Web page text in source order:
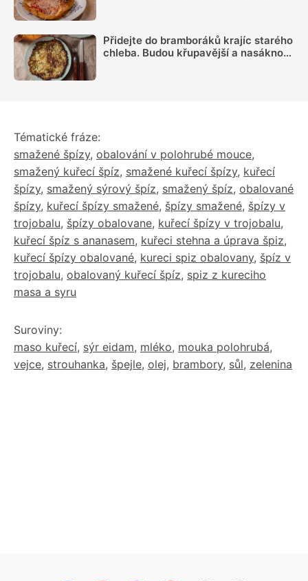
Přidejte do bramboráků krajíc starého
chleba. Budou křupavější a nasáknou
Tématické fráze:
smažené špízy, obalování v polohrubé mouce,
smažený kuřecí špíz, smažené kuřecí špízy, kuřecí
špízy, smažený sýrový špíz, smažený špíz, obalované
špízy, kuřecí špízy smažené, špízy smažené, špízy v
trojobalu, špízy obalovane, kuřecí špízy v trojobalu,
kuřecí špíz s ananasem, kuřeci stehna a úprava špiz,
kuřecí špízy obalované, kureci spiz obalovany, špíz v
trojobalu, obalovaný kuřecí špíz, spiz z kureciho
masa a syru
Suroviny:
maso kuřecí, sýr eidam, mléko, mouka polohrubá,
vejce, strouhanka, špejle, olej, brambory, sůl, zelenina